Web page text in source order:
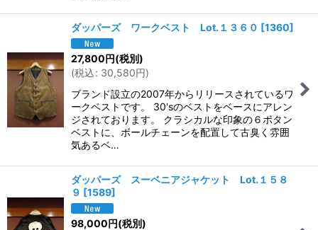
ダッパーズ ワークベスト Lot.１３６０ [1360]
27,800円(税別)
(税込: 30,580円)
ブランド設立の2007年からリリースされているワ
ークベストです。 30'sのベストをベースにアレン
ジされております。 クラシカルな印象の６ボタン
ベストに、ボールチェーンを配置して古臭く雰囲
気あるベ…
ダッパーズ スーベニアジャケット Lot.１５８
９ [1589]
98,000円(税別)